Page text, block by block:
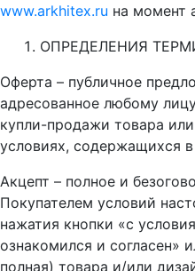
www.arkhitex.ru на момент
ОПРЕДЕЛЕНИЯ
Оферта – публичное
адресованное любому
купли-продажи товара
условиях, содержащихся
Акцепт – полное и
Покупателем условий
нажатия кнопки «с
ознакомился и согласен»
полная) товара и/или